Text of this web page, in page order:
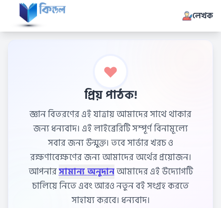
লেখক
প্রিয় পাঠক!
জ্ঞান বিতরণের এই যাত্রায় আমাদের সাথে থাকার
জন্য ধন্যবাদ। এই লাইব্রেরিটি সম্পূর্ণ বিনামূল্যে
সবার জন্য উন্মুক্ত। তবে সার্ভার খরচ ও
রক্ষণাবেক্ষণের জন্য আমাদের অর্থের প্রয়োজন।
আপনার
সামান্য অনুদানআমাদের এই উদ্যোগটি
চালিয়ে নিতে এবং আরও নতুন বই সংগ্রহ করতে
সাহায্য করবে। ধন্যবাদ।